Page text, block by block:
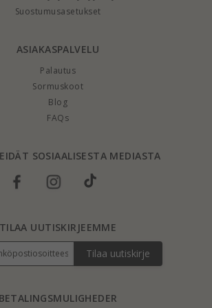
Suostumusasetukset
ASIAKASPALVELU
Palautus
Sormuskoot
Blog
FAQs
SOSIAALISESTA MEDIASTA
BETALINGSMULIGHEDER
TILAA UUTISKIRJEEMME
Tilaa uutiskirje